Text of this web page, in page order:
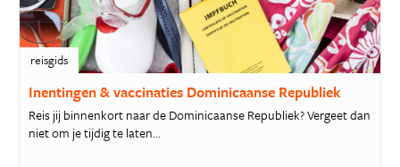
reisgids
Inentingen & vaccinaties Dominicaanse Republiek
Reis jij binnenkort naar de Dominicaanse Republiek? Vergeet dan
niet om je tijdig te laten...